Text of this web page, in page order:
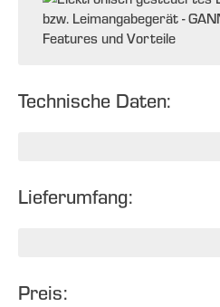
Technische Daten:
Lieferumfang:
Preis: